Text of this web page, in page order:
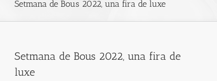
Setmana de Bous 2022, una fira de luxe
Setmana de Bous 2022, una fira de
luxe